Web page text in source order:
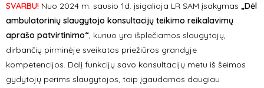
SVARBU! Nuo 2024 m. sausio 1d. įsigalioja LR SAM įsakymas „Dėl
ambulatorinių slaugytojo konsultacijų teikimo reikalavimų
aprašo patvirtinimo“, kuriuo yra išplečiamos slaugytojų,
dirbančių pirminėje sveikatos priežiūros grandyje
kompetencijos. Dalį funkcijų savo konsultacijų metu iš šeimos
gydytojų perims slaugytojos, taip įgaudamos daugiau